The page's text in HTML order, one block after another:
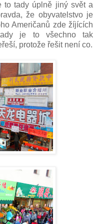
to tady úplně jiný svět a
že obyvatelstvo je
Američanů zde žíjících
je to všechno tak
protože řešit není co.